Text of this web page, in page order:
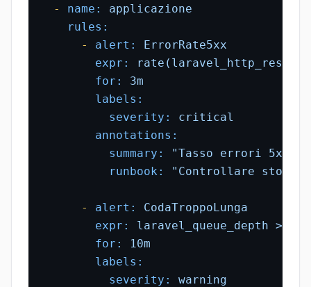
- name:
applicazione
rules:
-
alert:
ErrorRate5xx
expr:
for:
3m
labels:
severity:
critical
annotations:
summary:
"Tasso errori 5xx
runbook:
"Controllare
- alert:
CodaTroppoLunga
expr:
laravel_queue_depth >
for:
10m
labels:
severity:
warning